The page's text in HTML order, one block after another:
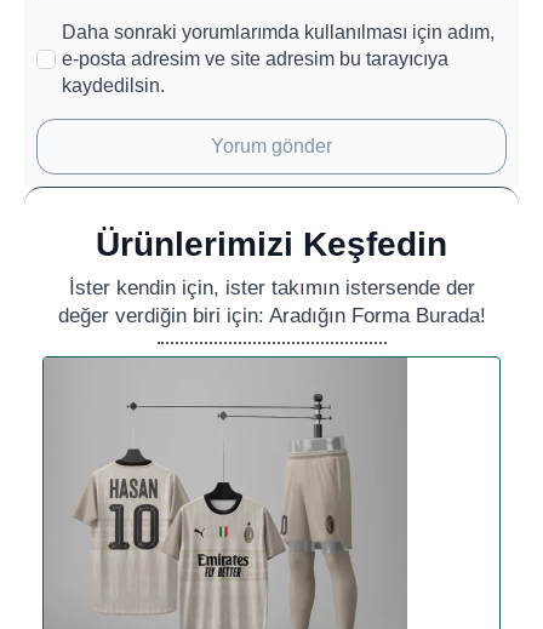
Ürünlerimizi Keşfedin
İster kendin için, ister takımın istersende der
değer verdiğin biri için: Aradığın Forma Burada!
Daha sonraki yorumlarımda kullanılması için adım,
e-posta adresim ve site adresim bu tarayıcıya
kaydedilsin.